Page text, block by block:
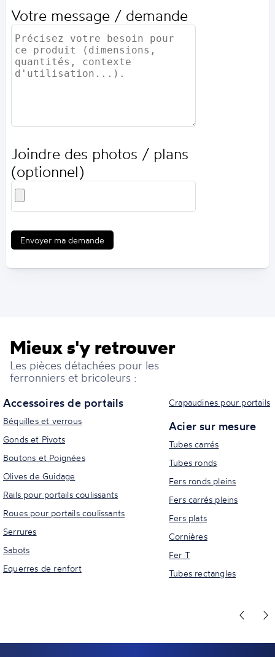
Votre message / demande
Joindre des photos / plans
(optionnel)
Envoyer ma demande
Mieux s'y retrouver
Les pièces détachées pour les
ferronniers et bricoleurs :
Accessoires de portails
Béquilles et verrous
Gonds et Pivots
Boutons et Poignées
Olives de Guidage
Rails pour portails coulissants
Roues pour portails coulissants
Serrures
Sabots
Equerres de renfort
Crapaudines pour portails
Acier sur mesure
Tubes carrés
Tubes ronds
Fers ronds pleins
Fers carrés pleins
Fers plats
Cornières
Fer T
Tubes rectangles